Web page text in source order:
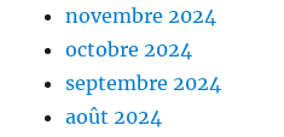
novembre 2024
octobre 2024
septembre 2024
août 2024